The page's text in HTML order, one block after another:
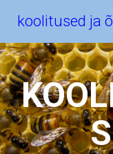
koolitused ja